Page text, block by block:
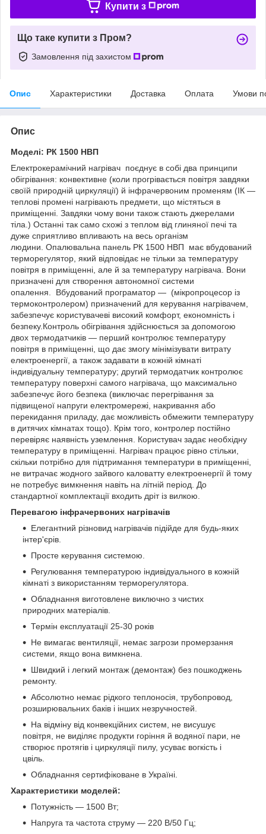
Купити з
Що таке купити з Пром?
Замовлення під захистом
Опис Характеристики Доставка Оплата Умови
Опис
Моделі: РК 1500 НВП
Електрокерамічний нагрівач поєднує в собі два принципи
обігрівання: конвективне (коли прогрівається повітря завдяки
своїй природній циркуляції) й інфрачервоним променям (ІК —
теплові промені нагрівають предмети, що містяться в
приміщенні. Завдяки чому вони також стають джерелами
тіла.) Останні так само схожі з теплом від глиняної печі та
дуже сприятливо впливають на весь організм
людини. Опалювальна панель РК 1500 НВП має вбудований
терморегулятор, який відповідає не тільки за температуру
повітря в приміщенні, але й за температуру нагрівача. Вони
призначені для створення автономної системи
опалення. Вбудований програматор — (мікропроцесор із
термоконтролером) призначений для керування нагрівачем,
забезпечує користувачеві високий комфорт, економність і
безпеку.Контроль обігрівання здійснюється за допомогою
двох термодатчиків — перший контролює температуру
повітря в приміщенні, що дає змогу мінімізувати витрату
електроенергії, а також задавати в кожній кімнаті
індивідуальну температуру; другий термодатчик контролює
температуру поверхні самого нагрівача, що максимально
забезпечує його безпека (виключає перегрівання за
підвищеної напруги електромережі, накривання або
перекидання приладу, дає можливість обмежити температуру
в дитячих кімнатах тощо). Крім того, контролер постійно
перевіряє наявність уземлення. Користувач задає необхідну
температуру в приміщенні. Нагрівач працює рівно стільки,
скільки потрібно для підтримання температури в приміщенні,
не витрачає жодного зайвого каловатту електроенергії й тому
не потребує вимкнення навіть на літній період. До
стандартної комплектації входить дріт із вилкою.
Перевагою інфрачервоних нагрівачів
Елегантний різновид нагрівачів підійде для будь-яких
інтер'єрів.
Просте керування системою.
Регулювання температурою індивідуального в кожній
кімнаті з використанням терморегулятора.
Обладнання виготовлене виключно з чистих
природних матеріалів.
Термін експлуатації 25-30 років
Не вимагає вентиляції, немає загрози промерзання
системи, якщо вона вимкнена.
Швидкий і легкий монтаж (демонтаж) без пошкоджень
ремонту.
Абсолютно немає рідкого теплоносія, трубопровод,
розширювальних баків і інших незручностей.
На відміну від конвекційних систем, не висушує
повітря, не виділяє продукти горіння й водяної пари, не
створює протягів і циркуляції пилу, усуває вогкість і
цвіль.
Обладнання сертифіковане в Україні.
Характеристики моделей:
Потужність — 1500 Вт;
Напруга та частота струму — 220 В/50 Гц;